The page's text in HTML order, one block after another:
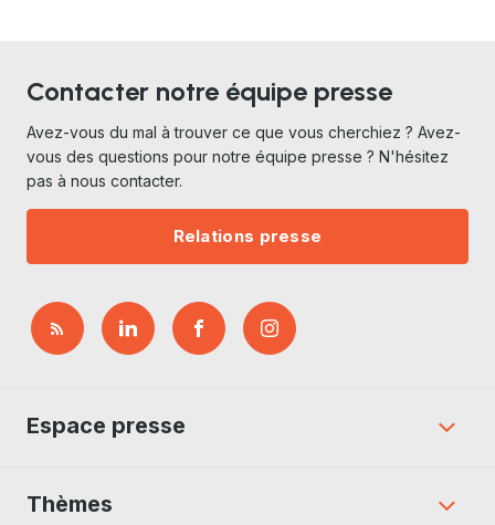
Contacter notre équipe presse
Avez-vous du mal à trouver ce que vous cherchiez ? Avez-
vous des questions pour notre équipe presse ? N'hésitez
pas à nous contacter.
Relations presse
Espace presse
Thèmes